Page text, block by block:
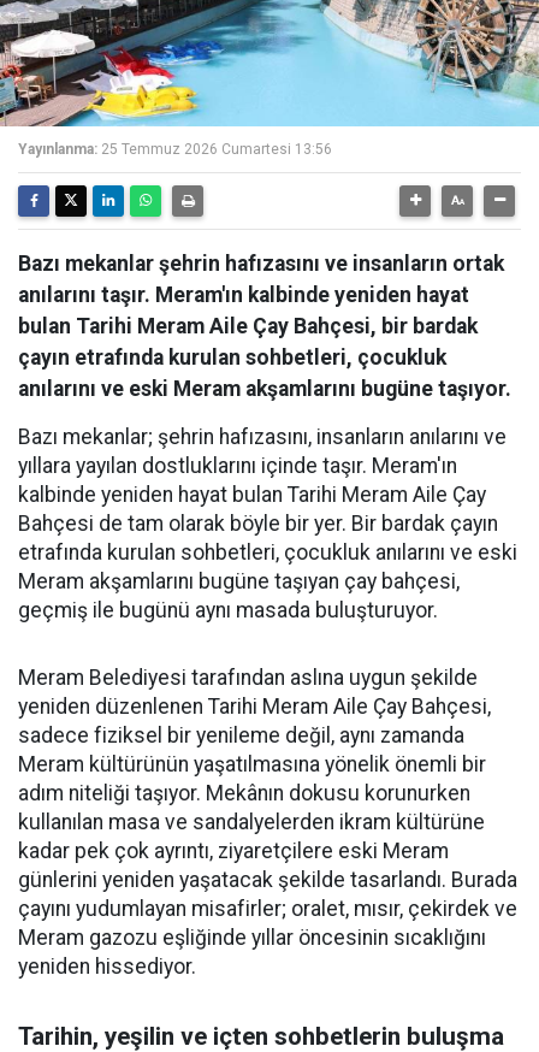
Yayınlanma: 25 Temmuz 2026 Cumartesi 13:56
Bazı mekanlar şehrin hafızasını ve insanların ortak
anılarını taşır. Meram'ın kalbinde yeniden hayat
bulan Tarihi Meram Aile Çay Bahçesi, bir bardak
çayın etrafında kurulan sohbetleri, çocukluk
anılarını ve eski Meram akşamlarını bugüne taşıyor.
Bazı mekanlar; şehrin hafızasını, insanların anılarını ve
yıllara yayılan dostluklarını içinde taşır. Meram'ın
kalbinde yeniden hayat bulan Tarihi Meram Aile Çay
Bahçesi de tam olarak böyle bir yer. Bir bardak çayın
etrafında kurulan sohbetleri, çocukluk anılarını ve eski
Meram akşamlarını bugüne taşıyan çay bahçesi,
geçmiş ile bugünü aynı masada buluşturuyor.
Meram Belediyesi tarafından aslına uygun şekilde
yeniden düzenlenen Tarihi Meram Aile Çay Bahçesi,
sadece fiziksel bir yenileme değil, aynı zamanda
Meram kültürünün yaşatılmasına yönelik önemli bir
adım niteliği taşıyor. Mekânın dokusu korunurken
kullanılan masa ve sandalyelerden ikram kültürüne
kadar pek çok ayrıntı, ziyaretçilere eski Meram
günlerini yeniden yaşatacak şekilde tasarlandı. Burada
çayını yudumlayan misafirler; oralet, mısır, çekirdek ve
Meram gazozu eşliğinde yıllar öncesinin sıcaklığını
yeniden hissediyor.
Tarihin, yeşilin ve içten sohbetlerin buluşma